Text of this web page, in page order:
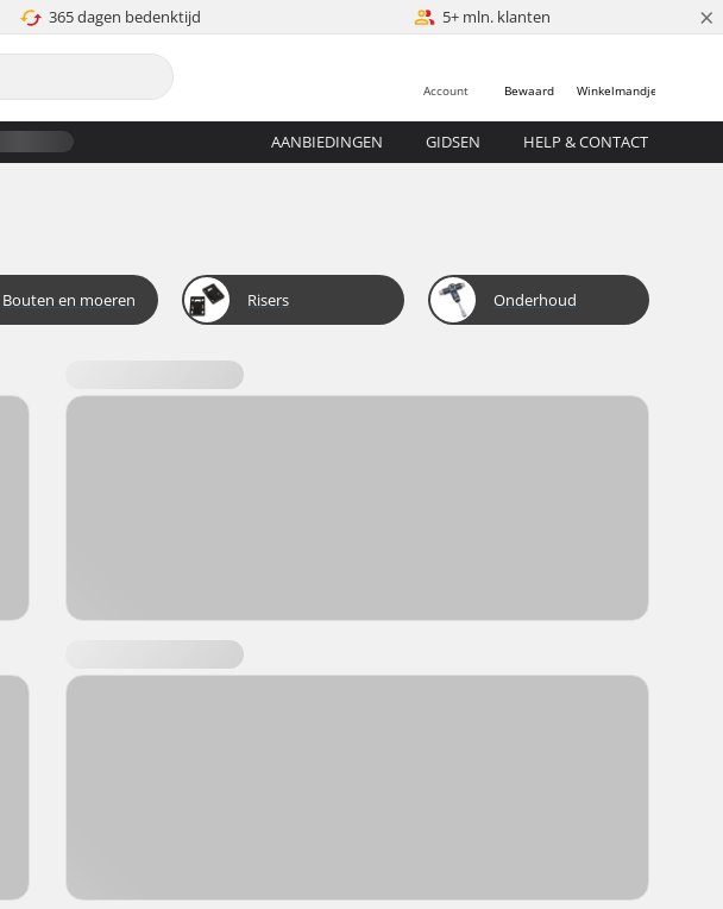
365 dagen bedenktijd 5+ mln. klanten ×
Winkelmandje
Bewaard
Account
AANBIEDINGEN GIDSEN HELP & CONTACT
Bouten en moeren Risers Onderhoud